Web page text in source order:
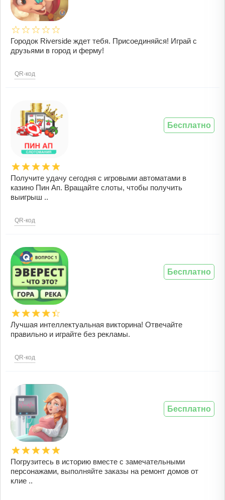
Городок Riverside ждет тебя. Присоединяйся! Играй с
друзьями в город и ферму!
QR-код
Получите удачу сегодня с игровыми автоматами в
казино Пин Ап. Вращайте слоты, чтобы получить
выигрыш ..
QR-код
Бесплатно
Лучшая интеллектуальная викторина! Отвечайте
правильно и играйте без рекламы.
QR-код
Бесплатно
Погрузитесь в историю вместе с замечательными
персонажами, выполняйте заказы на ремонт домов от
клие ..
Бесплатно